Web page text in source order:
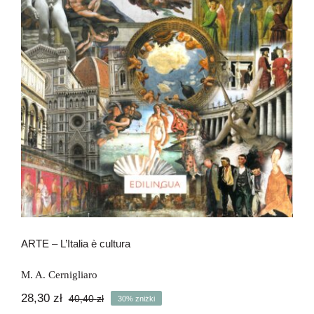
ARTE – L’Italia è cultura
ARTE – L’Italia è cultura
M. A. Cernigliaro
40,40złPierwotna
28,30 zł
Aktualna
30% zniżki